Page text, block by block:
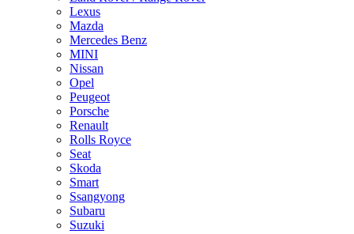
Lexus
Mazda
Mercedes Benz
MINI
Nissan
Opel
Peugeot
Porsche
Renault
Rolls Royce
Seat
Skoda
Smart
Ssangyong
Subaru
Suzuki